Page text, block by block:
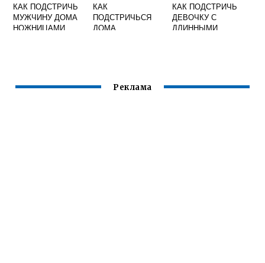
КАК ПОДСТРИЧЬ
МУЖЧИНУ ДОМА
НОЖНИЦАМИ
КАК
ПОДСТРИЧЬСЯ
ДОМА
КАК ПОДСТРИЧЬ
ДЕВОЧКУ С
ДЛИННЫМИ
Реклама